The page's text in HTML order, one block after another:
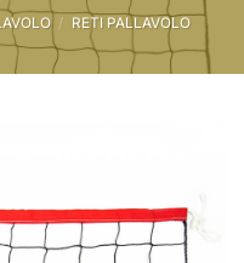
/ RETI PALLAVOLO